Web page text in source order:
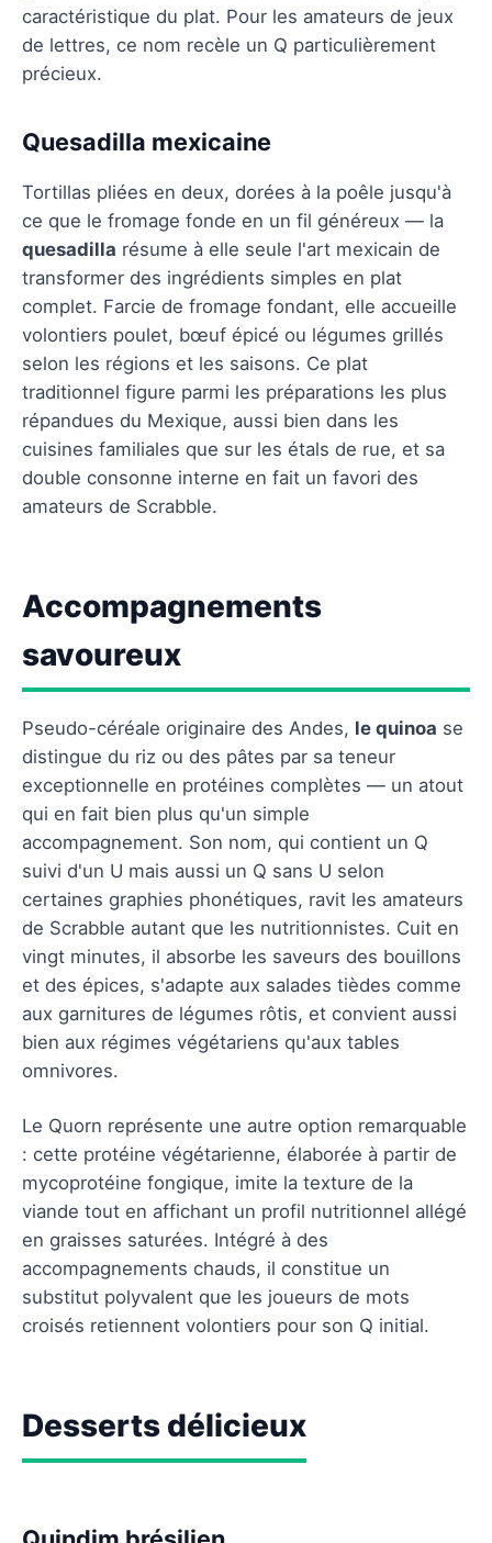
caractéristique du plat. Pour les amateurs de jeux
de lettres, ce nom recèle un Q particulièrement
précieux.
Quesadilla mexicaine
Tortillas pliées en deux, dorées à la poêle jusqu'à
ce que le fromage fonde en un fil généreux — la
quesadilla résume à elle seule l'art mexicain de
transformer des ingrédients simples en plat
complet. Farcie de fromage fondant, elle accueille
volontiers poulet, bœuf épicé ou légumes grillés
selon les régions et les saisons. Ce plat
traditionnel figure parmi les préparations les plus
répandues du Mexique, aussi bien dans les
cuisines familiales que sur les étals de rue, et sa
double consonne interne en fait un favori des
amateurs de Scrabble.
Accompagnements
savoureux
Pseudo-céréale originaire des Andes, le quinoa se
distingue du riz ou des pâtes par sa teneur
exceptionnelle en protéines complètes — un atout
qui en fait bien plus qu'un simple
accompagnement. Son nom, qui contient un Q
suivi d'un U mais aussi un Q sans U selon
certaines graphies phonétiques, ravit les amateurs
de Scrabble autant que les nutritionnistes. Cuit en
vingt minutes, il absorbe les saveurs des bouillons
et des épices, s'adapte aux salades tièdes comme
aux garnitures de légumes rôtis, et convient aussi
bien aux régimes végétariens qu'aux tables
omnivores.
Le Quorn représente une autre option remarquable
: cette protéine végétarienne, élaborée à partir de
mycoprotéine fongique, imite la texture de la
viande tout en affichant un profil nutritionnel allégé
en graisses saturées. Intégré à des
accompagnements chauds, il constitue un
substitut polyvalent que les joueurs de mots
croisés retiennent volontiers pour son Q initial.
Desserts délicieux